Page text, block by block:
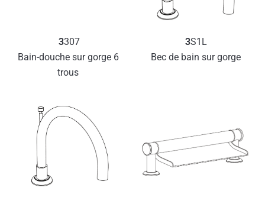
3307
Bain-douche sur gorge 6
trous
3S1L
Bec de bain sur gorge